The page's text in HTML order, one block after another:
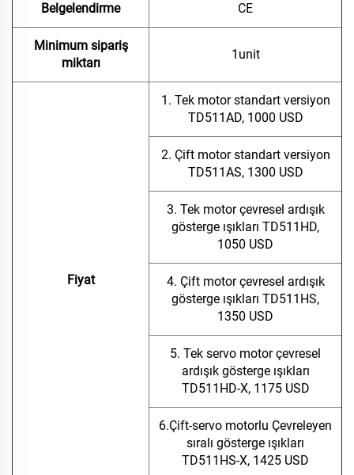
Belgelendirme CE
Minimum sipariş
miktarı
1unit
Fiyat
1. Tek motor standart versiyon
TD511AD, 1000 USD
2. Çift motor standart versiyon
TD511AS, 1300 USD
3. Tek motor çevresel ardışık
gösterge ışıkları TD511HD,
1050 USD
4. Çift motor çevresel ardışık
gösterge ışıkları TD511HS,
1350 USD
5. Tek servo motor çevresel
ardışık gösterge ışıkları
TD511HD-X, 1175 USD
6.Çift-servo motorlu Çevreleyen
sıralı gösterge ışıkları
TD511HS-X, 1425 USD